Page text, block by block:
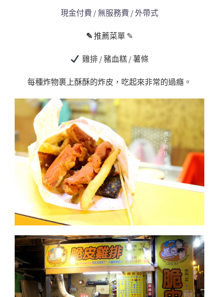
現金付費 / 無服務費 / 外帶式
✎推薦菜單 ✎
雞排 / 豬血糕 / 薯條
每種炸物裹上酥酥的炸皮，吃起來非常的過癮。